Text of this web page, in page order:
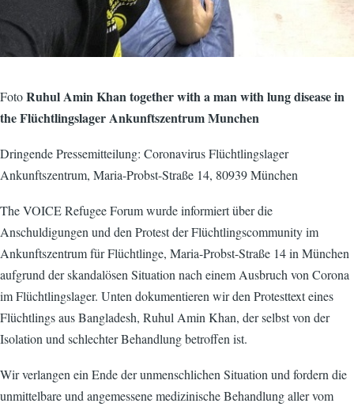
FotoRuhul Amin Khan together with a man with lung disease in
the Flüchtlingslager Ankunftszentrum Munchen
Dringende Pressemitteilung: Coronavirus Flüchtlingslager
Ankunftszentrum, Maria-Probst-Straße 14, 80939 München
The VOICE Refugee Forum wurde informiert über die
Anschuldigungen und den Protest der Flüchtlingscommunity im
Ankunftszentrum für Flüchtlinge, Maria-Probst-Straße 14 in München
aufgrund der skandalösen Situation nach einem Ausbruch von Corona
im Flüchtlingslager. Unten dokumentieren wir den Protesttext eines
Flüchtlings aus Bangladesh, Ruhul Amin Khan, der selbst von der
Isolation und schlechter Behandlung betroffen ist.
Wir verlangen ein Ende der unmenschlichen Situation und fordern die
unmittelbare und angemessene medizinische Behandlung aller vom